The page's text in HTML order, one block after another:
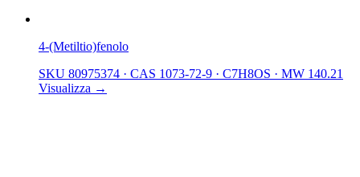
4-(Metiltio)fenolo
SKU 80975374 · CAS 1073-72-9 · C7H8OS · MW 140.21
Visualizza →